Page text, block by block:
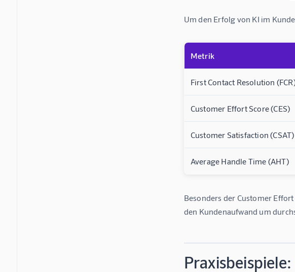
Um den Erfolg von KI im
Metrik
First Contact Resolution
Customer Effort Score (CES)
Customer Satisfaction (CSAT)
Average Handle Time (AHT)
Besonders der Customer Effort
den Kundenaufwand um